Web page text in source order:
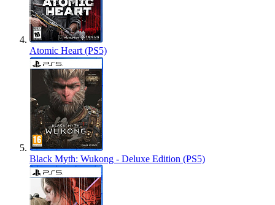
Atomic Heart (PS5)
Black Myth: Wukong - Deluxe Edition (PS5)